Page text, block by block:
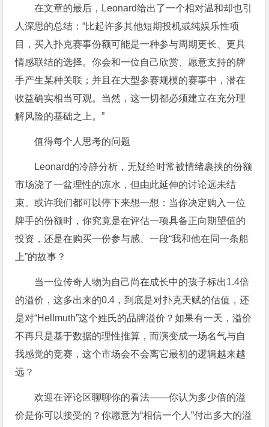
在文章的最后，Leonard给出了一个相对温和却也引
人深思的总结：“比起许多其他短期投机或纯娱乐性项
目，买入扑克赛事份额可能是一种参与周期更长、更具
情感联结的选择。你会和一位自己欣赏、愿意支持的牌
手产生某种关联；并且在大型参赛规模的赛事中，潜在
收益确实相当可观。当然，这一切都必须建立在充分理
解风险的基础之上。”
值得每个人思考的问题
Leonard的冷静分析，无疑给时常被情绪裹挟的份额
市场浇了一盆理性的凉水，但由此延伸的讨论远未结
束。或许我们都可以停下来想一想：当你决定购入一位
牌手的份额时，你究竟是在评估一项具备正向期望值的
投资，还是在购买一份参与感、一段“我和他在同一条船
上”的故事？
当一位传奇人物为自己尚在成长中的孩子标出1.4倍
的溢价，这多出来的0.4，到底是对扑克天赋的估值，还
是对“Hellmuth”这个姓氏的品牌溢价？如果有一天，溢价
不再只是基于数据的理性推算，而演变成一场名气与自
我感觉的竞赛，这个市场会不会离它最初的逻辑越来越
远？
欢迎在评论区聊聊你的看法——你认为多少倍的溢
价是你可以接受的？你愿意为“相信一个人”付出多大的溢